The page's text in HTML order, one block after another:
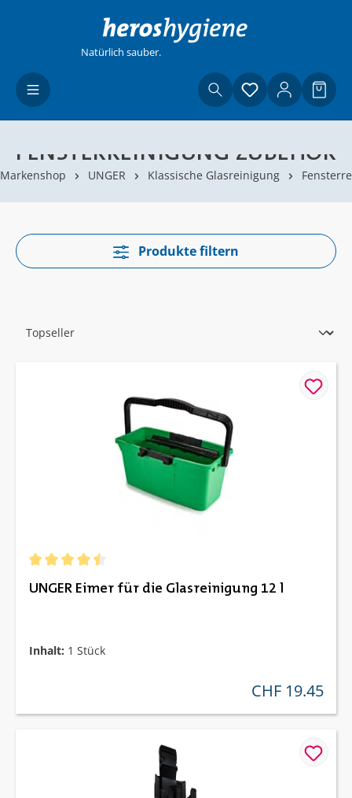
Zum Hauptinhalt springen
Natürlich sauber.
Du hast 0
FENSTERREINIGUNG ZUBEHÖR
Markenshop UNGER Klassische Glasreinigung
Produkte filtern
UNGER Eimer für die Glasreinigung 12 l
Inhalt: 1 Stück
regulärer preis:
CHF 19.45